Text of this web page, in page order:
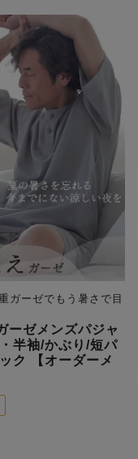
ガーゼでもう暑さで目
ーゼメンズパジャ
半袖/かぶり/短パ
ク 【オーダーメ